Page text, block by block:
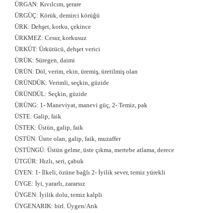
ÜRGAN: Kıvılcım, şerare
ÜRGÜÇ: Körük, demirci körüğü
ÜRK: Dehşet, korku, çekince
ÜRKMEZ: Cesur, korkusuz
ÜRKÜT: Ürkütücü, dehşet verici
ÜRÜK: Süregen, daimi
ÜRÜN: Döl, verim, ekin, üremiş, üretilmiş olan
ÜRÜNDÜK: Verimli, seçkin, güzide
ÜRÜNDÜL: Seçkin, güzide
ÜRÜNG: 1- Maneviyat, manevi güç, 2- Temiz, pak
ÜSTE: Galip, faik
ÜSTEK: Üstün, galip, faik
ÜSTÜN: Üstte olan, galip, faik, muzaffer
ÜSTÜNGÜ: Üstün gelme, üste çıkma, mertebe atlama, derece
ÜTGÜR: Hızlı, seri, çabuk
ÜYEN: 1- İlkeli, özüne bağlı 2- İyilik sever, temiz yürekli
ÜYGE: İyi, yararlı, zararsız
ÜYGEN: İyilik dolu, temiz kalpli
ÜYGENARIK: birl. Üygen/Arık